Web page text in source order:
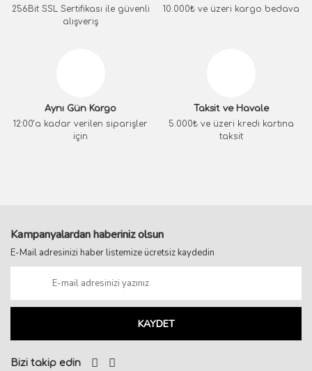
256Bit SSL Sertifikası ile güvenli
alışveriş
10.000₺ ve üzeri kargo bedava
Aynı Gün Kargo
12:00’a kadar verilen siparişler
için
Taksit ve Havale
5.000₺ ve üzeri kredi kartına
taksit
Kampanyalardan haberiniz olsun
E-Mail adresinizi haber listemize ücretsiz kaydedin
KAYDET
Bizi takip edin